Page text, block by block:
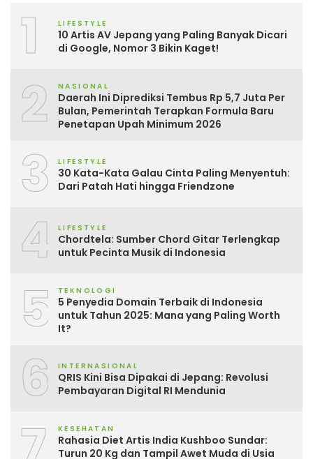
1 LIFESTYLE
10 Artis AV Jepang yang Paling Banyak Dicari
di Google, Nomor 3 Bikin Kaget!
2 NASIONAL
Daerah Ini Diprediksi Tembus Rp 5,7 Juta Per
Bulan, Pemerintah Terapkan Formula Baru
Penetapan Upah Minimum 2026
3 LIFESTYLE
30 Kata-Kata Galau Cinta Paling Menyentuh:
Dari Patah Hati hingga Friendzone
4 LIFESTYLE
Chordtela: Sumber Chord Gitar Terlengkap
untuk Pecinta Musik di Indonesia
5 TEKNOLOGI
5 Penyedia Domain Terbaik di Indonesia
untuk Tahun 2025: Mana yang Paling Worth
It?
6 INTERNASIONAL
QRIS Kini Bisa Dipakai di Jepang: Revolusi
Pembayaran Digital RI Mendunia
KESEHATAN
Rahasia Diet Artis India Kushboo Sundar:
Turun 20 Kg dan Tampil Awet Muda di Usia